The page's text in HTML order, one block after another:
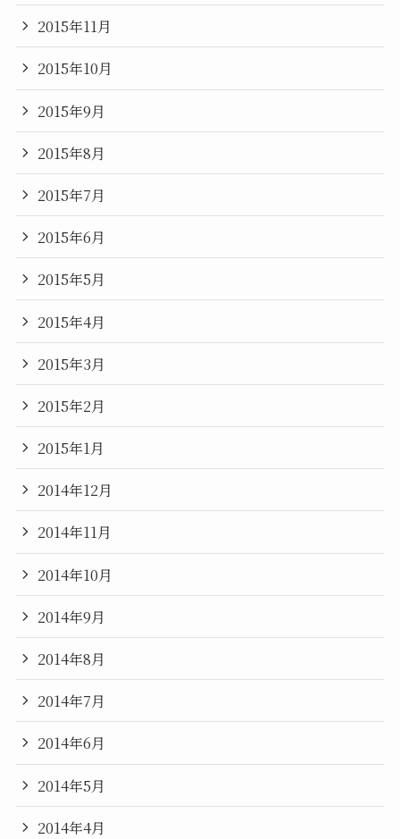
2015年11月
2015年10月
2015年9月
2015年8月
2015年7月
2015年6月
2015年5月
2015年4月
2015年3月
2015年2月
2015年1月
2014年12月
2014年11月
2014年10月
2014年9月
2014年8月
2014年7月
2014年6月
2014年5月
2014年4月